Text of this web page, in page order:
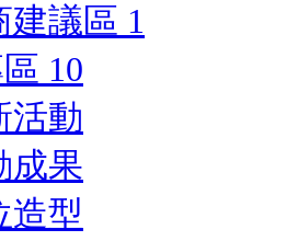
建議區 1
10
活動
成果
造型